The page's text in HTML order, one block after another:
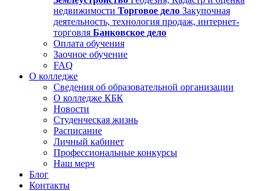
недвижимости Торговое дело Закупочная
деятельность, технология продаж, интернет-
торговля Банковское дело
Оплата обучения
Заочное обучение
FAQ
О колледже
Сведения об образовательной организации
О колледже КБК
Новости
Студенческая жизнь
Расписание
Личный кабинет
Профессиональные конкурсы
Наш мерч
Блог
Контакты